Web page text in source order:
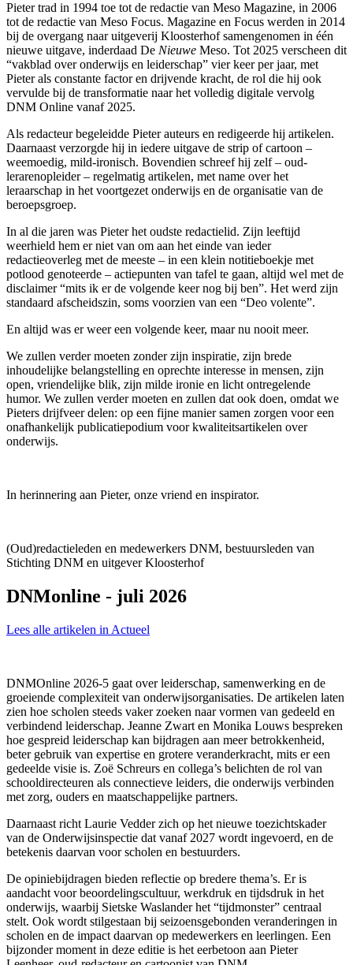
Pieter trad in 1994 toe tot de redactie van Meso Magazine, in 2006
tot de redactie van Meso Focus. Magazine en Focus werden in 2014
bij de overgang naar uitgeverij Kloosterhof samengenomen in één
nieuwe uitgave, inderdaad De Nieuwe Meso. Tot 2025 verscheen dit
“vakblad over onderwijs en leiderschap” vier keer per jaar, met
Pieter als constante factor en drijvende kracht, de rol die hij ook
vervulde bij de transformatie naar het volledig digitale vervolg
DNM Online vanaf 2025.
Als redacteur begeleidde Pieter auteurs en redigeerde hij artikelen.
Daarnaast verzorgde hij in iedere uitgave de strip of cartoon –
weemoedig, mild-ironisch. Bovendien schreef hij zelf – oud-
lerarenopleider – regelmatig artikelen, met name over het
leraarschap in het voortgezet onderwijs en de organisatie van de
beroepsgroep.
In al die jaren was Pieter het oudste redactielid. Zijn leeftijd
weerhield hem er niet van om aan het einde van ieder
redactieoverleg met de meeste – in een klein notitieboekje met
potlood genoteerde – actiepunten van tafel te gaan, altijd wel met de
disclaimer “mits ik er de volgende keer nog bij ben”. Het werd zijn
standaard afscheidszin, soms voorzien van een “Deo volente”.
En altijd was er weer een volgende keer, maar nu nooit meer.
We zullen verder moeten zonder zijn inspiratie, zijn brede
inhoudelijke belangstelling en oprechte interesse in mensen, zijn
open, vriendelijke blik, zijn milde ironie en licht ontregelende
humor. We zullen verder moeten en zullen dat ook doen, omdat we
Pieters drijfveer delen: op een fijne manier samen zorgen voor een
onafhankelijk publicatiepodium voor kwaliteitsartikelen over
onderwijs.
In herinnering aan Pieter, onze vriend en inspirator.
(Oud)redactieleden en medewerkers DNM, bestuursleden van
Stichting DNM en uitgever Kloosterhof
DNMonline - juli 2026
Lees alle artikelen in Actueel
DNMOnline 2026-5 gaat over leiderschap, samenwerking en de
groeiende complexiteit van onderwijsorganisaties. De artikelen laten
zien hoe scholen steeds vaker zoeken naar vormen van gedeeld en
verbindend leiderschap. Jeanne Zwart en Monika Louws bespreken
hoe gespreid leiderschap kan bijdragen aan meer betrokkenheid,
beter gebruik van expertise en grotere veranderkracht, mits er een
gedeelde visie is. Zoë Schreurs en collega’s belichten de rol van
schooldirecteuren als connectieve leiders, die onderwijs verbinden
met zorg, ouders en maatschappelijke partners.
Daarnaast richt Laurie Vedder zich op het nieuwe toezichtskader
van de Onderwijsinspectie dat vanaf 2027 wordt ingevoerd, en de
betekenis daarvan voor scholen en bestuurders.
De opiniebijdragen bieden reflectie op bredere thema’s. Er is
aandacht voor beoordelingscultuur, werkdruk en tijdsdruk in het
onderwijs, waarbij Sietske Waslander het “tijdmonster” centraal
stelt. Ook wordt stilgestaan bij seizoensgebonden veranderingen in
scholen en de impact daarvan op medewerkers en leerlingen. Een
bijzonder moment in deze editie is het eerbetoon aan Pieter